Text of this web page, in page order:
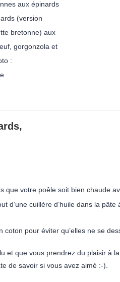
(version
bretonne) aux
gorgonzola et
:
votre poêle soit bien chaude
d’une cuillère d’huile dans la pâte
pour éviter qu’elles ne se
et que vous prendrez du plaisir à
de savoir si vous avez aimé :-).